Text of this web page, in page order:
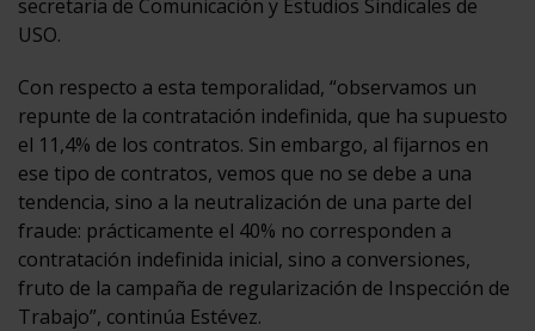
secretaria de Comunicación y Estudios Sindicales de
USO.
Con respecto a esta temporalidad, “observamos un
repunte de la contratación indefinida, que ha supuesto
el 11,4% de los contratos. Sin embargo, al fijarnos en
ese tipo de contratos, vemos que no se debe a una
tendencia, sino a la neutralización de una parte del
fraude: prácticamente el 40% no corresponden a
contratación indefinida inicial, sino a conversiones,
fruto de la campaña de regularización de Inspección de
Trabajo”, continúa Estévez.